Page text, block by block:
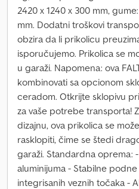
2420 x 1240 x 300 mm,
mm. Dodatni troškovi
obzira da li prikolicu
isporučujemo. Prikolica se
u garaži. Napomena: ova
kombinovati sa opcionom
ceradom. Otkrijte sklopivu
za vaše potrebe transporta!
dizajnu, ova prikolica se
rasklopiti, čime se štedi
garaži. Standardna oprema:
aluminijuma - Stabilne
integrisanih veznih točaka -